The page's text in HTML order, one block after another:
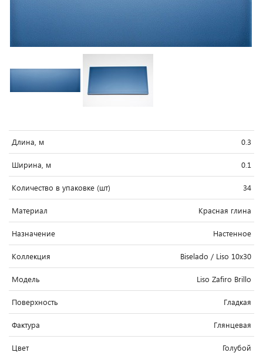
Длина, м 0.3
Ширина, м 0.1
Количество в упаковке (шт) 34
Материал Красная глина
Назначение Настенное
Коллекция Biselado / Liso 10x30
Модель Liso Zafiro Brillo
Поверхность Гладкая
Фактура Глянцевая
Цвет Голубой